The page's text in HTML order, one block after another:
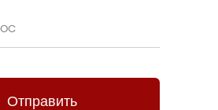
Отправить